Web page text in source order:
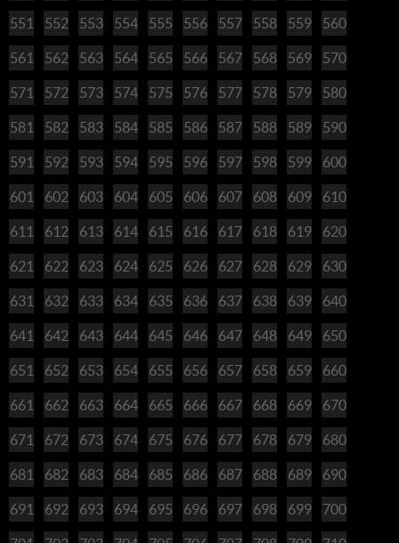
551 552 553 554 555 556 557 558 559 560
561 562 563 564 565 566 567 568 569 570
571 572 573 574 575 576 577 578 579 580
581 582 583 584 585 586 587 588 589 590
591 592 593 594 595 596 597 598 599 600
601 602 603 604 605 606 607 608 609 610
611 612 613 614 615 616 617 618 619 620
621 622 623 624 625 626 627 628 629 630
631 632 633 634 635 636 637 638 639 640
641 642 643 644 645 646 647 648 649 650
651 652 653 654 655 656 657 658 659 660
661 662 663 664 665 666 667 668 669 670
671 672 673 674 675 676 677 678 679 680
681 682 683 684 685 686 687 688 689 690
691 692 693 694 695 696 697 698 699 700